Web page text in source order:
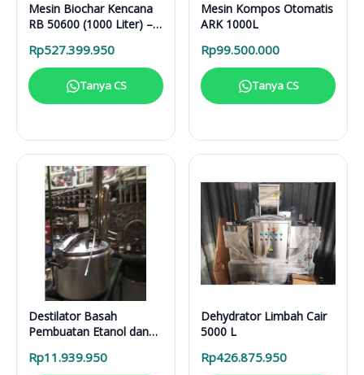
Mesin Biochar Kencana
RB 50600 (1000 Liter) –
Lengkap
Rp527.399.950
Tanya CS
Mesin Kompos Otomatis
ARK 1000L
Rp99.500.000
Tanya CS
Destilator Basah
Pembuatan Etanol dan
Rp11.939.950
Dehydrator Limbah Cair
5000 L
Rp426.875.950